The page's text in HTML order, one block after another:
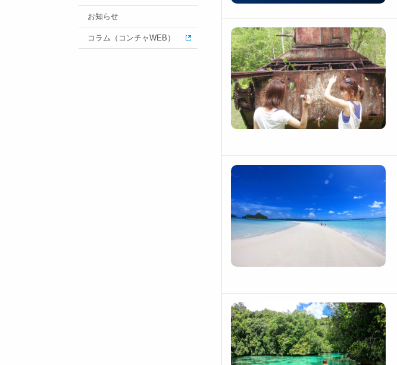
お知らせ
コラム（コンチャWEB）